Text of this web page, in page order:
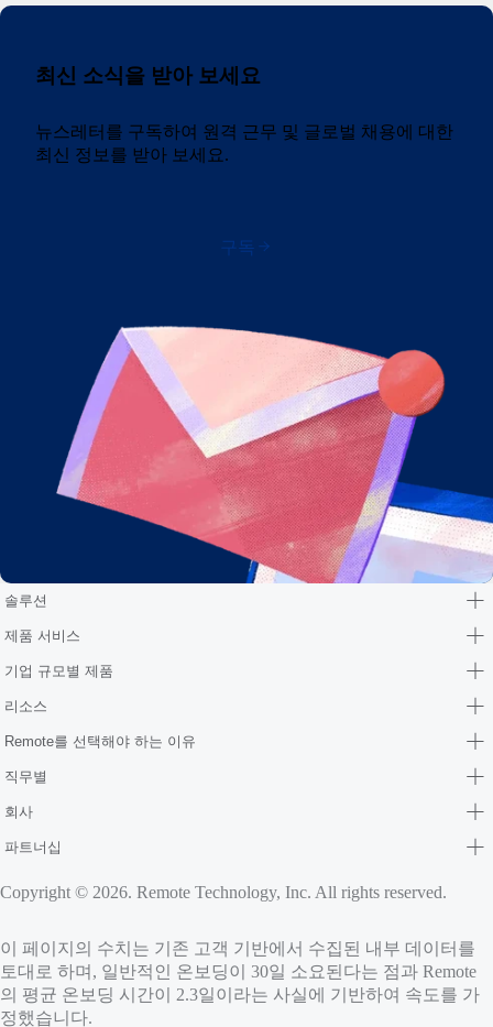
최신 소식을 받아 보세요
뉴스레터를 구독하여 원격 근무 및 글로벌 채용에 대한
최신 정보를 받아 보세요.
구독
솔루션
제품 서비스
기업 규모별 제품
리소스
Remote를 선택해야 하는 이유
직무별
회사
파트너십
Copyright © 2026. Remote Technology, Inc. All rights reserved.
이 페이지의 수치는 기존 고객 기반에서 수집된 내부 데이터를
토대로 하며, 일반적인 온보딩이 30일 소요된다는 점과 Remote
의 평균 온보딩 시간이 2.3일이라는 사실에 기반하여 속도를 가
정했습니다.